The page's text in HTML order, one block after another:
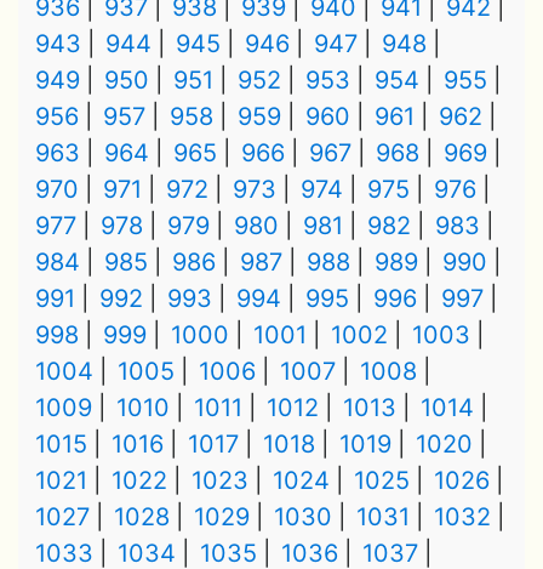
936
937 938 939 940 941
942
943
944 945 946 947
948
949
950 951 952 953 954
955
956
957 958 959 960 961
962
963
964 965 966 967 968
969
970
971 972 973 974 975
976
977
978 979 980 981 982
983
984
985 986 987 988 989
990
991
992 993 994 995 996
997
998
999 1000 1001 1002
1003
1004
1005 1006 1007
1008
1009
1010 1011 1012 1013
1014
1015
1016 1017 1018 1019
1020
1021
1022 1023 1024 1025
1026
1027
1028 1029 1030 1031
1032
1033
1034 1035 1036
1037